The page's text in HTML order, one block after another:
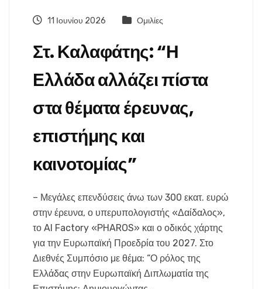
11 Ιουνίου 2026 Ομιλίες
Στ. Καλαφάτης: “Η
Ελλάδα αλλάζει πίστα
στα θέματα έρευνας,
επιστήμης και
καινοτομίας”
– Μεγάλες επενδύσεις άνω των 300 εκατ. ευρώ
στην έρευνα, ο υπερυπολογιστής «Δαίδαλος»,
το AI Factory «PHAROS» και ο οδικός χάρτης
για την Ευρωπαϊκή Προεδρία του 2027. Στο
Διεθνές Συμπόσιο με θέμα: “Ο ρόλος της
Ελλάδας στην Ευρωπαϊκή Διπλωματία της